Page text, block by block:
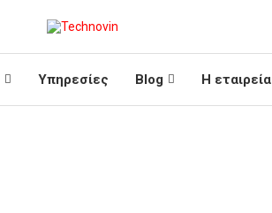
Υπηρεσίες Blog Η εταιρεία